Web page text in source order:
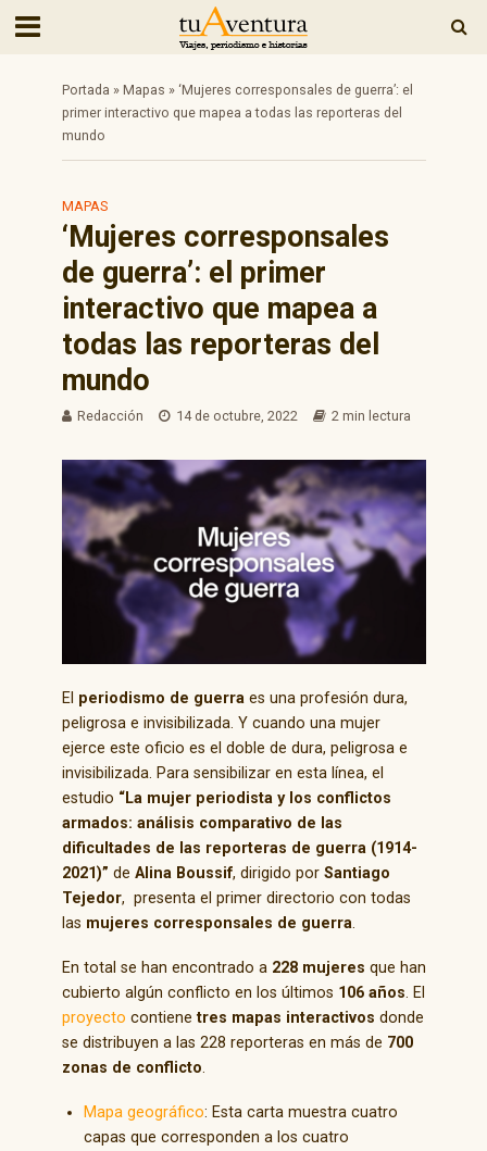
Portada » Mapas » ‘Mujeres corresponsales de guerra’: el
primer interactivo que mapea a todas las reporteras del
mundo
MAPAS
‘Mujeres corresponsales
de guerra’: el primer
interactivo que mapea a
todas las reporteras del
mundo
Redacción 14 de octubre, 2022 2 min lectura
El periodismo de guerra es una profesión dura,
peligrosa e invisibilizada. Y cuando una mujer
ejerce este oficio es el doble de dura, peligrosa e
invisibilizada. Para sensibilizar en esta línea, el
estudio “La mujer periodista y los conflictos
armados: análisis comparativo de las
dificultades de las reporteras de guerra (1914-
2021)” de Alina Boussif, dirigido por Santiago
Tejedor, presenta el primer directorio con todas
las mujeres corresponsales de guerra
En total se han encontrado a 228 mujeres que han
cubierto algún conflicto en los últimos 106 años . El
proyecto contiene tres mapas interactivos donde
se distribuyen a las 228 reporteras en más de 700
zonas de conflicto
Mapa geográfico: Esta carta muestra cuatro
capas que corresponden a los cuatro